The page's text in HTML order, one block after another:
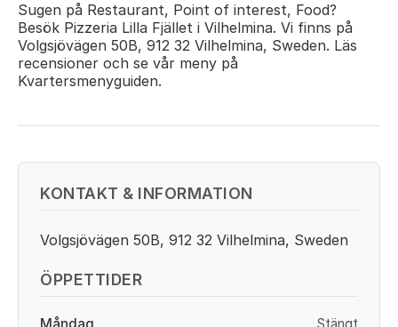
Sugen på Restaurant, Point of interest, Food?
Besök Pizzeria Lilla Fjället i Vilhelmina. Vi finns på
Volgsjövägen 50B, 912 32 Vilhelmina, Sweden. Läs
recensioner och se vår meny på
Kvartersmenyguiden.
KONTAKT & INFORMATION
Volgsjövägen 50B, 912 32 Vilhelmina, Sweden
ÖPPETTIDER